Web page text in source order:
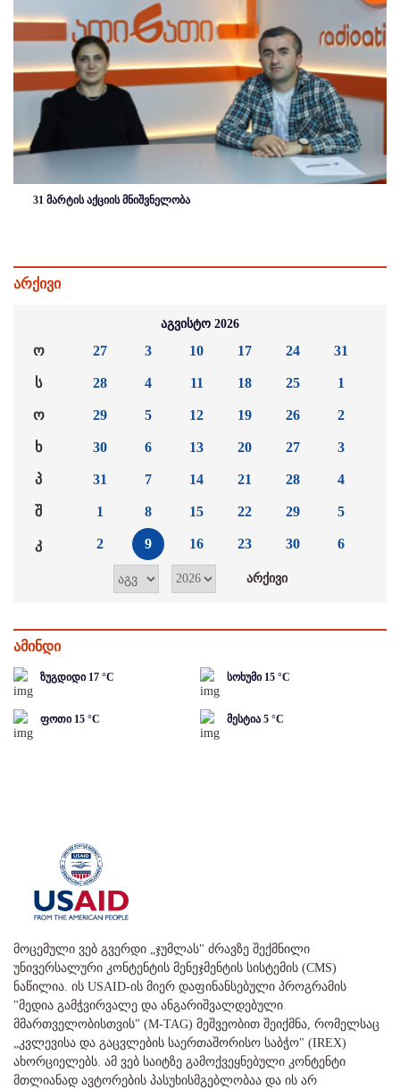
31 მარტის აქციის მნიშვნელობა
არქივი
აგვისტო 2026
ო
ს
ო
ხ
პ
შ
კ
27
28
29
30
31
1
2
3
4
5
6
7
8
9
10
11
12
13
14
15
16
17
18
19
20
21
22
23
24
25
26
27
28
29
30
31
1
2
3
4
5
6
ამინდი
ზუგდიდი 17 °C სოხუმი 15 °C
ფოთი 15 °C მესტია 5 °C
მოცემული ვებ გვერდი „ჯუმლას" ძრავზე შექმნილი
უნივერსალური კონტენტის მენეჯმენტის სისტემის (CMS)
ნაწილია. ის USAID-ის მიერ დაფინანსებული პროგრამის
"მედია გამჭვირვალე და ანგარიშვალდებული
მმართველობისთვის" (M-TAG) მეშვეობით შეიქმნა, რომელსაც
„კვლევისა და გაცვლების საერთაშორისო საბჭო" (IREX)
ახორციელებს. ამ ვებ საიტზე გამოქვეყნებული კონტენტი
მთლიანად ავტორების პასუხისმგებლობაა და ის არ